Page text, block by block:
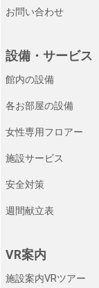
お問い合わせ
設備・サービス
館内の設備
各お部屋の設備
女性専用フロアー
施設サービス
安全対策
週間献立表
VR案内
施設案内VRツアー